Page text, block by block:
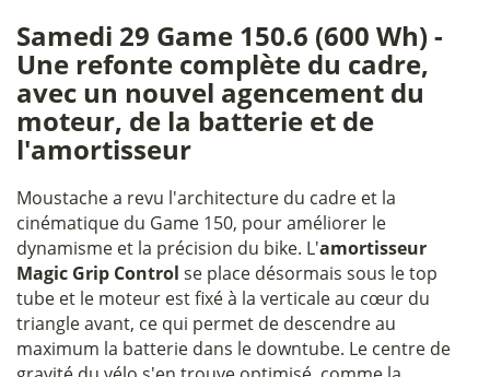
Samedi 29 Game 150.6 (600 Wh) -
Une refonte complète du cadre,
avec un nouvel agencement du
moteur, de la batterie et de
l'amortisseur
Moustache a revu l'architecture du cadre et la
cinématique du Game 150, pour améliorer le
dynamisme et la précision du bike. L'amortisseur
Magic Grip Control se place désormais sous le top
tube et le moteur est fixé à la verticale au cœur du
triangle avant, ce qui permet de descendre au
maximum la batterie dans le downtube. Le centre de